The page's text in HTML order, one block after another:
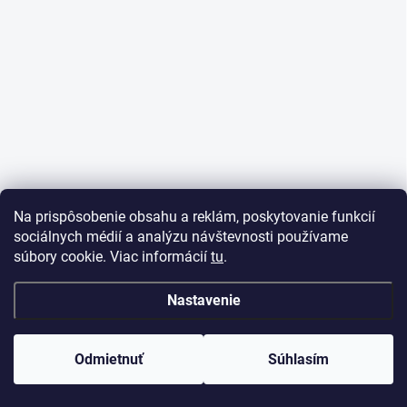
Na prispôsobenie obsahu a reklám, poskytovanie funkcií
sociálnych médií a analýzu návštevnosti používame
súbory cookie. Viac informácií tu.
Nastavenie
Odmietnuť Súhlasím